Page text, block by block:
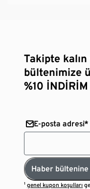
Takipte
bültenimize
%10 İNDİRİM
E-posta adresi*
Haber
¹genel kupon koşulları